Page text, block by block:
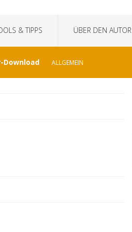
& TIPPS ÜBER DEN AUTOR
Download ALLGEMEIN
KI TECHNIK
Nachrichten